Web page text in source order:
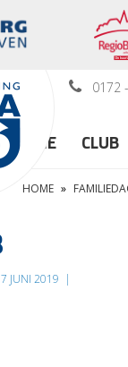
0172
HOME CLUB
HOME »
JUNI 2019 |